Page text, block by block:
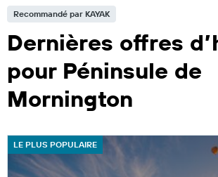
Recommandé par KAYAK
Dernières offres
pour Péninsule de
Mornington
LE PLUS POPULAIRE